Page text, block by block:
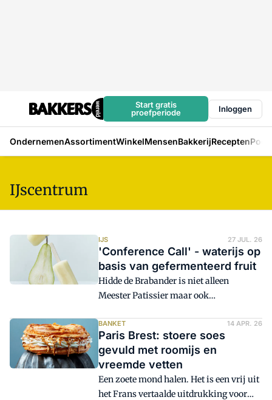
Start gratis
proefperiode
Inloggen
OndernemenAssortimentWinkelMensenBakkerijRecepten
IJscentrum
IJS 27 JUL. 26
'Conference Call' - waterijs op
basis van gefermenteerd fruit
Hidde de Brabander is niet alleen
Meester Patissier maar ook
naar het hoofd dreigt te stijgen, zorgt hij
met deze 'Conference Call' voor
aangename verkoeling die menige
consument zal verrassen.
BANKET 14 APR. 26
Paris Brest: stoere soes
gevuld met roomijs en
vreemde vetten
Een zoete mond halen. Het is een vrij uit
het Frans vertaalde uitdrukking voor